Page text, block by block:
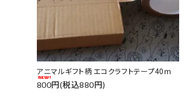
アニマルギフト柄 エコクラフトテープ40m
800円(税込880円)